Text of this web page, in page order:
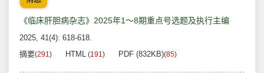
《临床肝胆病杂志》2025年1～8期重点号选题及执行主编
2025, 41(4): 618-618.
摘要(291) HTML (191) PDF (832KB)(85)